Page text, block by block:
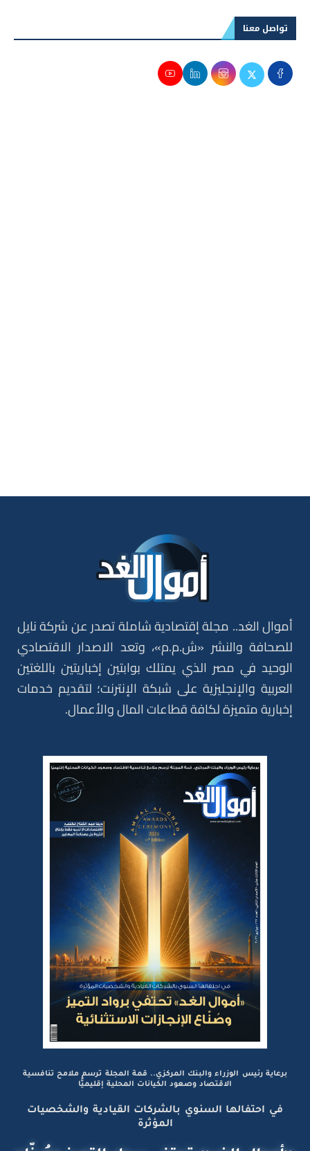
تواصل معنا
أموال الغد.. مجلة إقتصادية شاملة تصدر عن شركة نايل
للصحافة والنشر «ش.م.م»، وتعد الاصدار الاقتصادي
الوحيد في مصر الذي يمتلك بوابتين إخباريتين باللغتين
العربية والإنجليزية على شبكة الإنترنت؛ لتقديم خدمات
إخبارية متميزة لكافة قطاعات المال والأعمال.
برعاية رئيس الوزراء والبنك المركزي.. قمة المجلة ترسم ملامح تنافسية
الاقتصاد وصعود الكيانات المحلية إقليميًّا
في احتفالها السنوي بالشركات القيادية والشخصيات
المؤثرة